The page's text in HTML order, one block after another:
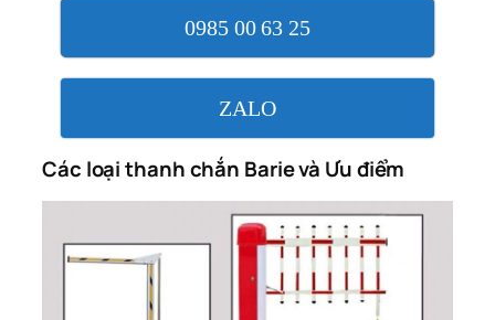
0985 00 63 25
ZALO
Các loại thanh chắn Barie và Ưu điểm